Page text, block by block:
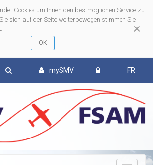
×
Cookies um Ihnen den bestmöglichen Service zu
sich auf der Seite weiterbewegen stimmen Sie
mySMV FR